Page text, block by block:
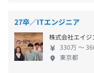
することで、機会の
断をサポートし、企業の
プリ「Eight」 Eight
る、ビジネスのため
供開始以来、400
27卒／ITエンジニア
株式会社エイジ
330万 〜
東京都